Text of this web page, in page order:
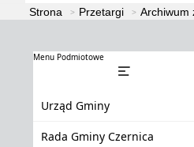
Strona Przetargi Archiwum
Menu Podmiotowe
Urząd Gminy
Rada Gminy Czernica